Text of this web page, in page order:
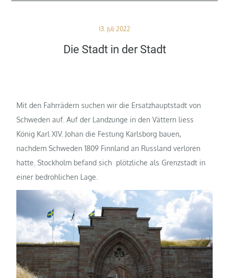
Posted
13. Juli 2022
Die Stadt in der Stadt
Mit den Fahrrädern suchen wir die Ersatzhauptstadt von
Schweden auf. Auf der Landzunge in den Vättern liess
König Karl XIV. Johan die Festung Karlsborg bauen,
nachdem Schweden 1809 Finnland an Russland verloren
hatte. Stockholm befand sich plötzliche als Grenzstadt in
einer bedrohlichen Lage.